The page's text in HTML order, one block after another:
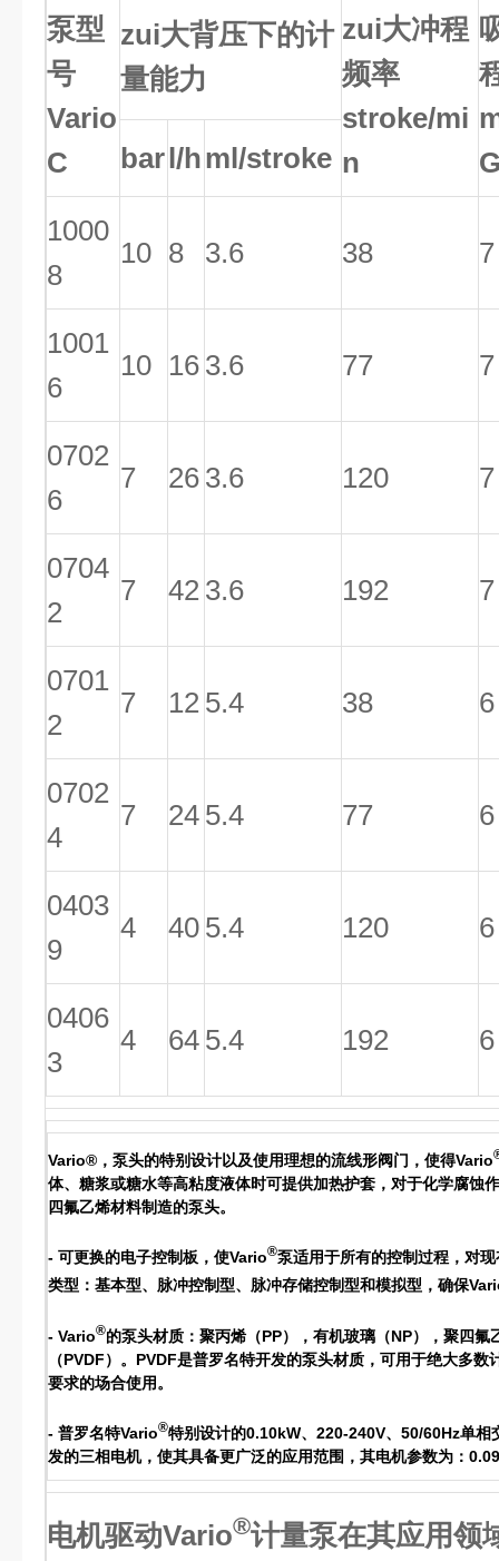
泵型
号
Vario
C
zui大背压下的计
量能力
zui大冲程
频率
stroke/mi
n
barl/hml/stroke
1000
8
10 8 3.6 38 7
1001
6
10 16 3.6 77 7
0702
6
7 26 3.6 120 7
0704
2
7 42 3.6 192 7
0701
2
7 12 5.4 38 6
0702
4
7 24 5.4 77 6
0403
9
4 40 5.4 120 6
0406
3
4 64 5.4 192 6
Vario®，泵头的特别设计以及使用理想的流线形阀门，使得Vario
体、糖浆或糖水等高粘度液体时可提供加热护套，对于化学腐蚀
四氟乙烯材料制造的泵头。
- 可更换的电子控制板，使Vario®泵适用于所有的控制过程，对
类型：基本型、脉冲控制型、脉冲存储控制型和模拟型，确保
- Vario®的泵头材质：聚丙烯（PP），有机玻璃（NP），聚四
（PVDF）。PVDF是普罗名特开发的泵头材质，可用于绝大多
要求的场合使用。
- 普罗名特Vario®特别设计的0.10kW、220-240V、50/60Hz单
发的三相电机，使其具备更广泛的应用范围，其电机参数为：
电机驱动Vario®计量泵在其应用领